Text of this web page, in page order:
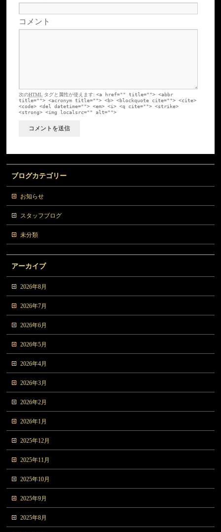
コメント
次のHTML タグと属性が使えます:<a href="" title=""> <abbr
title=""> <acronym title=""> <b> <blockquote cite=""> <cite>
<code> <del datetime=""> <em> <i> <q cite=""> <strike>
<strong> <img localsrc="" alt="">
ブログカテゴリー
お知らせ
スタッフブログ
未分類
アーカイブ
2026年8月
2026年7月
2026年6月
2026年5月
2026年4月
2026年3月
2026年2月
2026年1月
2025年12月
2025年11月
2025年10月
2025年9月
2025年8月